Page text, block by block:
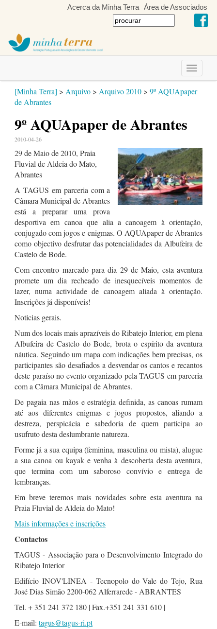
Acerca da Minha Terra Área de Associados
Toggle
[Minha Terra] > Arquivo > Arquivo 2010 > 9º AQUApaper
de Abrantes
9º AQUApaper de Abrantes
2010-04-26
29 de Maio de 2010, Praia
Fluvial de Aldeia do Mato,
Abrantes
A TAGUS em parceria com a
Câmara Municipal de Abrantes
está a preparar uma prova
desportiva em canoa que alia a canoagem à orientação,
conjugado com jogos e enigmas. O AQUApaper de Abrantes
como objectivo desfrutar das potencialidades da Albufeira de
Castelo de Bode.
Com encontro marcado para dia 29 de Maio, esta aventura
promete um dia recheado de inesquecíveis momentos de
lazer, numa actividade de canoagem aliada à orientação.
Inscrições já disponíveis!
Noticias gerais.
Num dos locais mais aprazíveis do Ribatejo Interior, em plena
Albufeira de Castelo do Bode, brota o espírito da aventura
náutica. Seguindo um mapa com indicações bem precisas, os
participantes são desafiados a desvendar os cantos e recantos
deste paraíso no evento organizado pela TAGUS em parceria
com a Câmara Municipal de Abrantes.
De pagaia nas mãos e estratégia definida, as canoas rumam
até aos diferentes enigmas e jogos propostos, aliando a
destreza, perspicácia e sabedoria de quem participa ao
usufruto desta deslumbrante natureza.
Forme já a sua equipa (feminina, masculina ou mista), alugue
a sua canoa ou kayak e venha à descoberta desta aventura,
que termina com um saboroso convívio e entrega de
lembranças.
Em breve teremos mais novidades sobre esta aventura na
Praia Fluvial de Aldeia do Mato!
Mais informações e inscrições
Contactos
TAGUS - Associação para o Desenvolvimento Integrado do
Ribatejo Interior
Edifício INOV'LINEA - Tecnopolo do Vale do Tejo, Rua
José Dias Simão 2200-062 Alferrarede - ABRANTES
Tel. + 351 241 372 180 | Fax.+351 241 331 610 |
E-mail: tagus@tagus-ri.pt